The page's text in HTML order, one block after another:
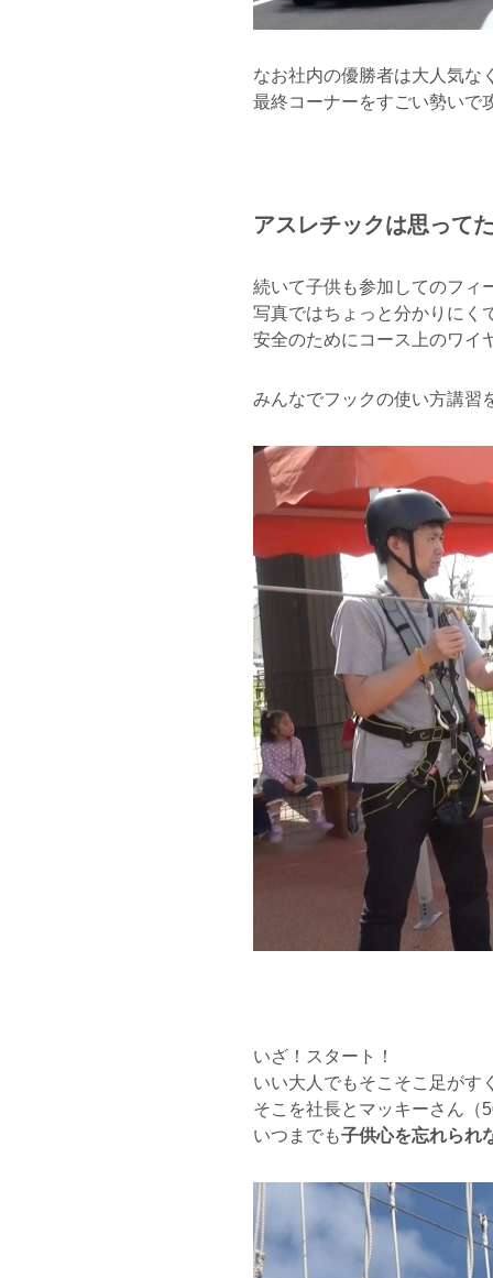
なお社内の優勝者は大人気な
最終コーナーをすごい勢いで
アスレチックは思って
続いて子供も参加してのフィ
写真ではちょっと分かりにく
安全のためにコース上のワイ
みんなでフックの使い方講習
いざ！スタート！
いい大人でもそこそこ足がす
そこを社長とマッキーさん（
いつまでも子供心を忘れられ